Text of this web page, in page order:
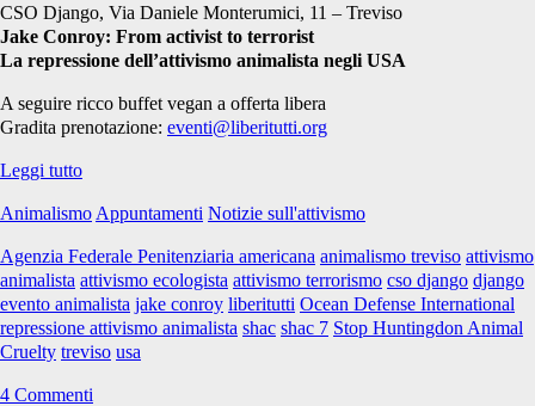
CSO Django, Via Daniele Monterumici, 11 – Treviso
Jake Conroy: From activist to terrorist
La repressione dell’attivismo animalista negli USA
A seguire ricco buffet vegan a offerta libera
Gradita prenotazione: eventi@liberitutti.org
Leggi tuttoDa
a
Jake
Conroy
(ex
SHAC)
a
Treviso
Animalismo Appuntamenti Notizie sull'attivismo
Agenzia Federale Penitenziaria americana animalismo treviso attivismo
animalista attivismo ecologista attivismo terrorismo cso django django
evento animalista jake conroy liberitutti Ocean Defense International
repressione attivismo animalista shac shac 7 Stop Huntingdon Animal
Cruelty treviso usa
4 Commenti